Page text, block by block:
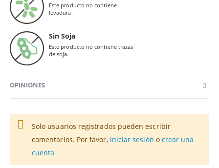
Este producto no contiene
levadura.
Sin Soja
Este producto no contiene trazas
de soja.
OPINIONES
Solo usuarios registrados pueden escribir
comentarios. Por favor, iniciar sesión o crear una
cuenta